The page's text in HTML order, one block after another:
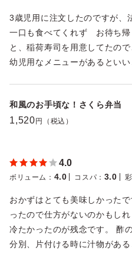
3歳児用に注文したのですが、
一口も食べてくれず お待ち帰
と、稲荷寿司を用意してたの
幼児用なメニューがあるといい
和風のお手頃な！さくら弁当
1,520 円（税込）
4.0
ボリューム ： 4.0 コスパ ： 3.0
おかずはとても美味しかった
ったので仕方がないのかもし
冷たかったのが残念です。 酢
分別、片付ける時に汁物がある